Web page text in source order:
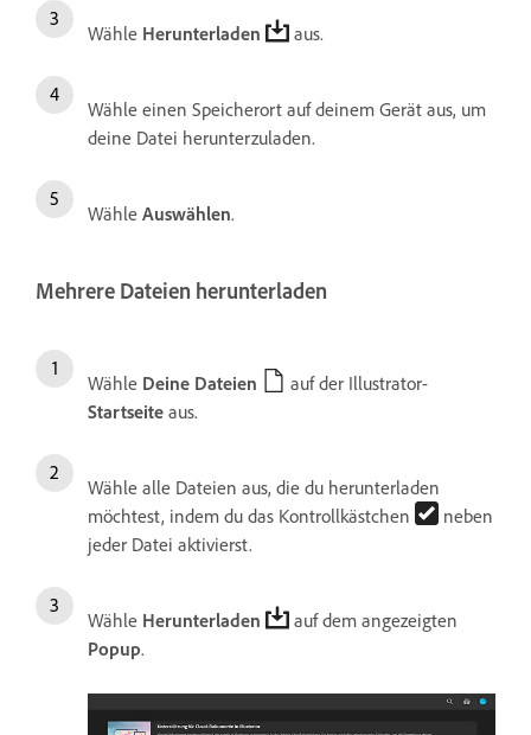
Wähle Herunterladen aus.
Wähle einen Speicherort auf deinem Gerät aus, um
deine Datei herunterzuladen.
Wähle Auswählen.
Mehrere Dateien herunterladen
Wähle Deine Dateien
auf der Illustrator-
Startseite aus.
Wähle alle Dateien aus, die du herunterladen
möchtest, indem du das Kontrollkästchen
neben
jeder Datei aktivierst.
Wähle Herunterladen
auf dem angezeigten
Popup.